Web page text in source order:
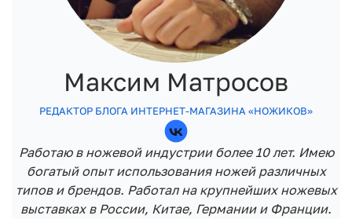
Максим Матросов
РЕДАКТОР БЛОГА ИНТЕРНЕТ-МАГАЗИНА «НОЖИКОВ»
Работаю в ножевой индустрии более 10 лет. Имею
богатый опыт использования ножей различных
типов и брендов. Работал на крупнейших ножевых
выставках в России, Китае, Германии и Франции.